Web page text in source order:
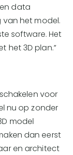
data
het model.
software. Het
het 3D plan.”
voor
nu op zonder
model
dan eerst
en architect